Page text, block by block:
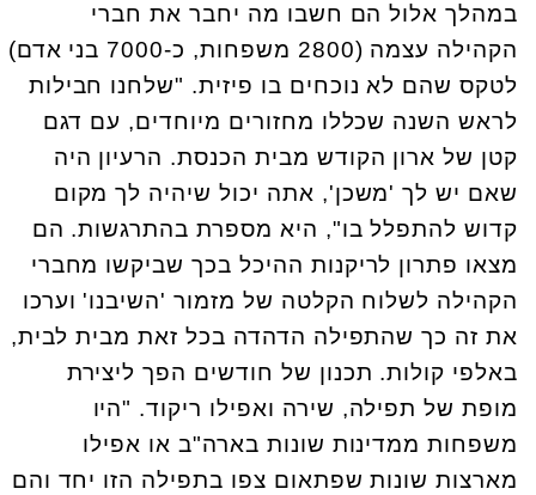
במהלך אלול הם חשבו מה יחבר את חברי
הקהילה עצמה (2800 משפחות, כ-7000 בני אדם)
לטקס שהם לא נוכחים בו פיזית. "שלחנו חבילות
לראש השנה שכללו מחזורים מיוחדים, עם דגם
קטן של ארון הקודש מבית הכנסת. הרעיון היה
שאם יש לך 'משכן', אתה יכול שיהיה לך מקום
קדוש להתפלל בו", היא מספרת בהתרגשות. הם
מצאו פתרון לריקנות ההיכל בכך שביקשו מחברי
הקהילה לשלוח הקלטה של מזמור 'השיבנו' וערכו
את זה כך שהתפילה הדהדה בכל זאת מבית לבית,
באלפי קולות. תכנון של חודשים הפך ליצירת
מופת של תפילה, שירה ואפילו ריקוד. "היו
משפחות ממדינות שונות בארה"ב או אפילו
מארצות שונות שפתאום צפו בתפילה הזו יחד והם